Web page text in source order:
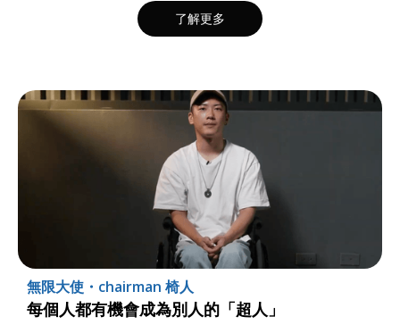
了解更多
無限大使・chairman 椅人
每個人都有機會成為別人的「超人」